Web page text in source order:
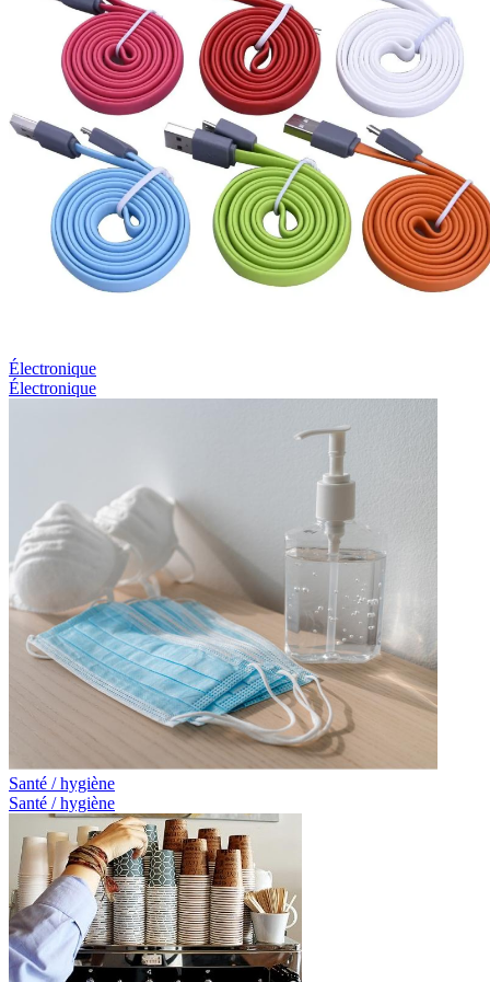
Électronique
Électronique
Santé / hygiène
Santé / hygiène